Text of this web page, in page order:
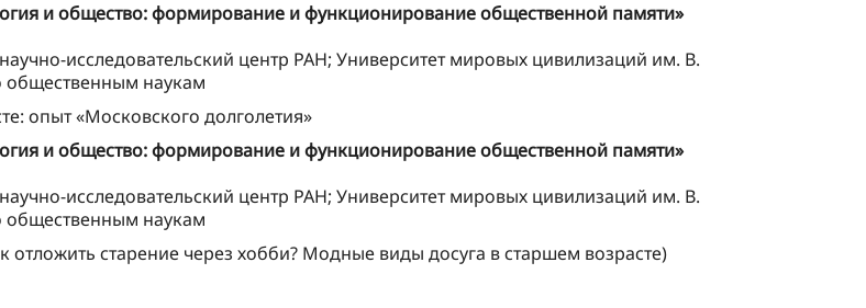
и общество: формирование и функционирование общественной памяти»
исследовательский центр РАН; Университет мировых цивилизаций им. В.
общественным наукам
опыт «Московского долголетия»
и общество: формирование и функционирование общественной памяти»
исследовательский центр РАН; Университет мировых цивилизаций им. В.
общественным наукам
отложить старение через хобби? Модные виды досуга в старшем возрасте)